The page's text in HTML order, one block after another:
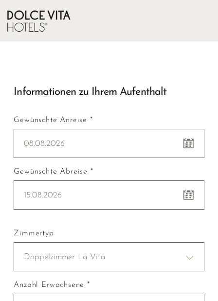
Informationen zu Ihrem Aufenthalt
Gewünschte Anreise *
08.08.2026
Gewünschte Abreise *
15.08.2026
Zimmertyp
Doppelzimmer La Vita
Anzahl Erwachsene *